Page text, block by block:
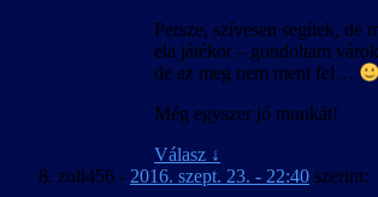
Persze, szívesen segítek, de
ela játékot – gondoltam
de az meg nem ment fel…
Még egyszer jó munkát!
Válasz ↓
zoli456 - 2016. szept. 23. - 22:40 szerint: